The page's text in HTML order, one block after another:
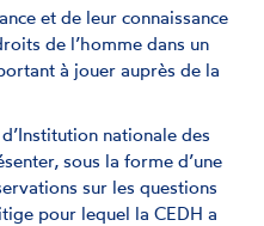
et de leur connaissance
de l’homme dans un
à jouer auprès de la
nationale des
sous la forme d’une
sur les questions
pour lequel la CEDH a